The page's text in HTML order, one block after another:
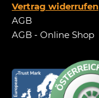
Vertrag widerrufen
AGB
AGB - Online Shop